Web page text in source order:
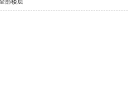
部楼层